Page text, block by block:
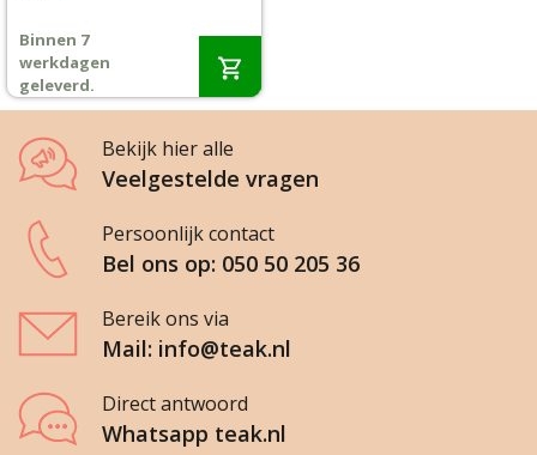
Wenslijst
Mijn account
Binnen 7
werkdagen
geleverd.
Bekijk hier alle
Veelgestelde vragen
Persoonlijk contact
Bel ons op: 050 50 205 36
Bereik ons via
Mail: info@teak.nl
Direct antwoord
Whatsapp teak.nl